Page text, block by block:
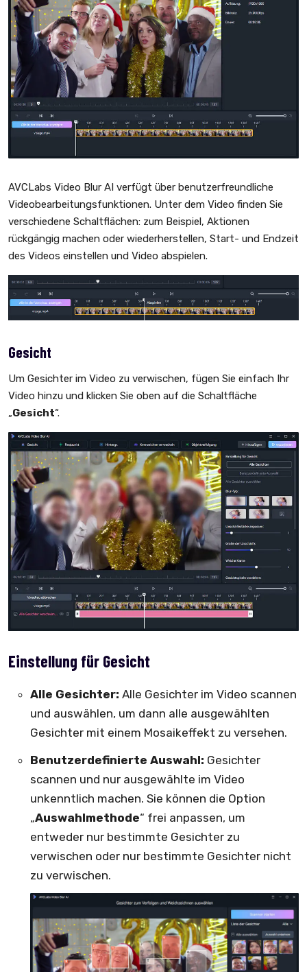
AVCLabs Video Blur AI verfügt über benutzerfreundliche
Videobearbeitungsfunktionen. Unter dem Video finden Sie
verschiedene Schaltflächen: zum Beispiel, Aktionen
rückgängig machen oder wiederherstellen, Start- und Endzeit
des Videos einstellen und Video abspielen.
Gesicht
Um Gesichter im Video zu verwischen, fügen Sie einfach Ihr
Video hinzu und klicken Sie oben auf die Schaltfläche
„Gesicht“.
Einstellung für Gesicht
Alle Gesichter: Alle Gesichter im Video scannen
und auswählen, um dann alle ausgewählten
Gesichter mit einem Mosaikeffekt zu versehen.
Benutzerdefinierte Auswahl: Gesichter
scannen und nur ausgewählte im Video
unkenntlich machen. Sie können die Option
„Auswahlmethode“ frei anpassen, um
entweder nur bestimmte Gesichter zu
verwischen oder nur bestimmte Gesichter nicht
zu verwischen.